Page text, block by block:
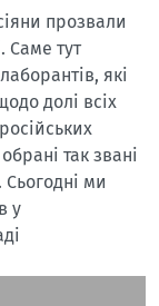
прозвали
Саме тут
які
долі всіх
так звані
ми
у